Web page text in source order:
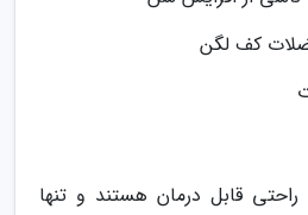
کف لگن
قابل درمان هستند و تنها